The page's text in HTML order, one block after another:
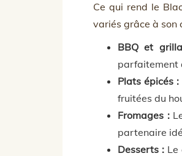
Ce qui rend le
variés grâce à son
BBQ et
parfaitement
Plats épicés :
fruitées du
Fromages :
partenaire
Desserts : Le